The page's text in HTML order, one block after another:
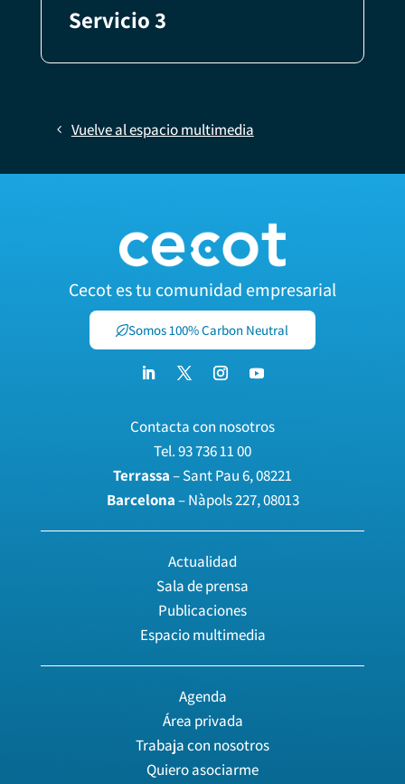
Servicio 3
Vuelve al espacio multimedia
Cecot es tu comunidad empresarial
Somos 100% Carbon Neutral
Contacta con nosotros
Tel.93 736 11 00
Terrassa– Sant Pau 6, 08221
Barcelona– Nàpols 227, 08013
Actualidad
Sala de prensa
Publicaciones
Espacio multimedia
Agenda
Área privada
Trabaja con nosotros
Quiero asociarme